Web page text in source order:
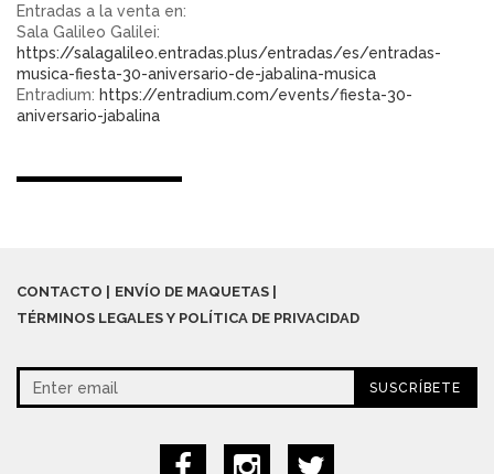
Entradas a la venta en:
Sala Galileo Galilei:
https://salagalileo.entradas.plus/entradas/es/entradas-
musica-fiesta-30-aniversario-de-jabalina-musica
Entradium: https://entradium.com/events/fiesta-30-
aniversario-jabalina
CONTACTO
ENVÍO DE MAQUETAS
TÉRMINOS LEGALES Y POLÍTICA DE PRIVACIDAD
SUSCRÍBETE